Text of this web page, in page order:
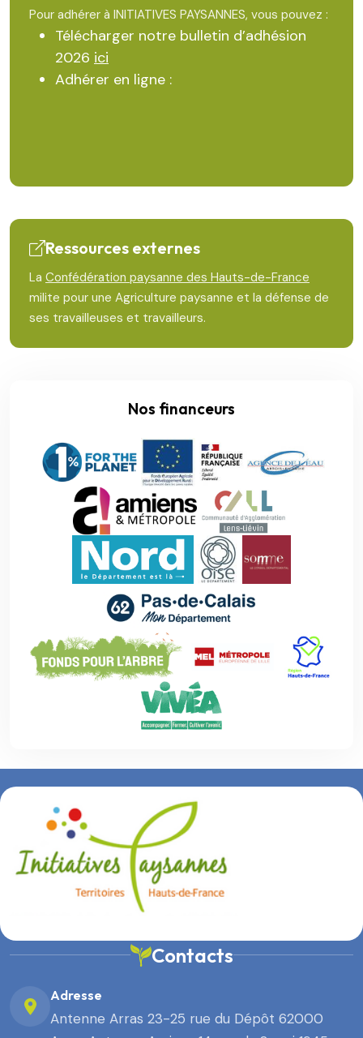
Pour adhérer à INITIATIVES PAYSANNES, vous pouvez :
Télécharger notre bulletin d’adhésion
2026 ici
Adhérer en ligne :
Ressources externes
La Confédération paysanne des Hauts-de-France
milite pour une Agriculture paysanne et la défense de
ses travailleuses et travailleurs.
Nos financeurs
Contacts
Adresse
Antenne Arras 23-25 rue du Dépôt 62000